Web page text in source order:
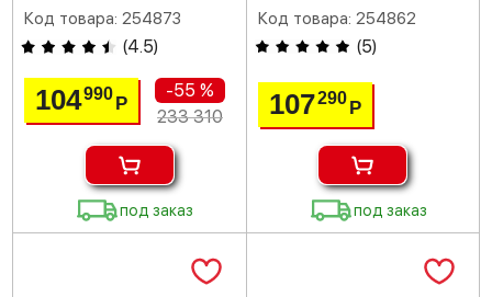
Код товара: 254873
(4.5)
104990Р
-55 %
233 310
под заказ
Код товара: 254862
(5)
107290 Р
под заказ